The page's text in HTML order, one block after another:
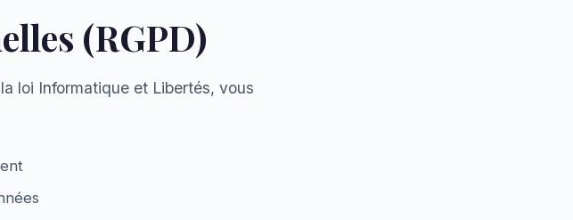
(RGPD)
loi Informatique et Libertés, vous